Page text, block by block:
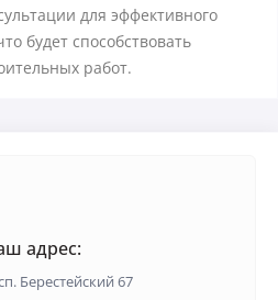
для эффективного
будет способствовать
работ.
адрес:
Берестейский 67